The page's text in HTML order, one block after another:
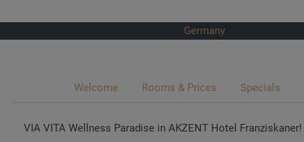
Germany
Welcome Rooms & Prices Specials
VIA VITA Wellness Paradise in AKZENT Hotel Franziskaner!